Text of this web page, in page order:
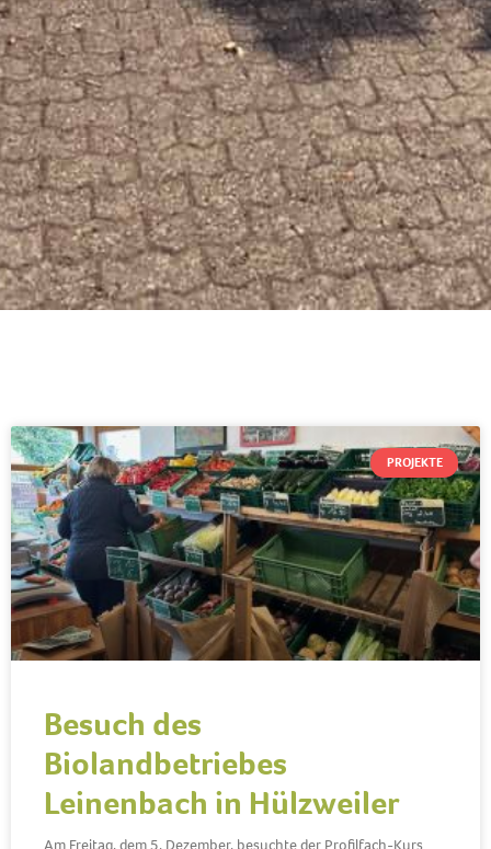
PROJEKTE
Besuch des
Biolandbetriebes
Leinenbach in Hülzweiler